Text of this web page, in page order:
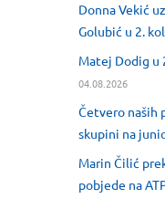
Donna Vekić
Golubić u 2.
Matej Dodig u
04.08.2026
Četvero naših
skupini na
Marin Čilić
pobjede na